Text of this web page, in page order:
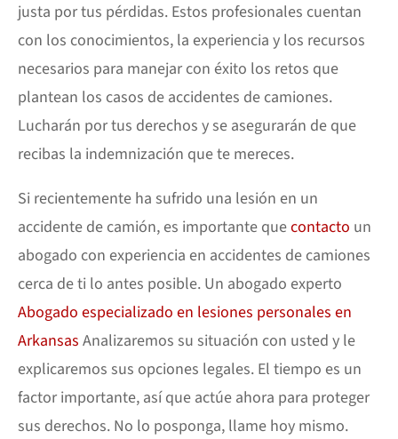
justa por tus pérdidas. Estos profesionales cuentan
con los conocimientos, la experiencia y los recursos
necesarios para manejar con éxito los retos que
plantean los casos de accidentes de camiones.
Lucharán por tus derechos y se asegurarán de que
recibas la indemnización que te mereces.
Si recientemente ha sufrido una lesión en un
accidente de camión, es importante quecontacto un
abogado con experiencia en accidentes de camiones
cerca de ti lo antes posible. Un abogado experto
Abogado especializado en lesiones personales en
Arkansas Analizaremos su situación con usted y le
explicaremos sus opciones legales. El tiempo es un
factor importante, así que actúe ahora para proteger
sus derechos. No lo posponga, llame hoy mismo.